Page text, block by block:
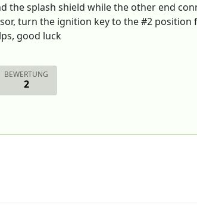
the splash shield while the other end
turn the ignition key to the #2
good luck
BEWERTUNG
2